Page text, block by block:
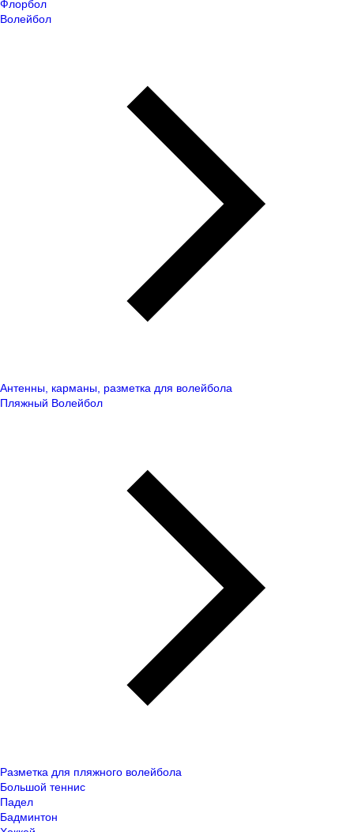
Флорбол
Волейбол
Антенны, карманы, разметка для волейбола
Пляжный Волейбол
Разметка для пляжного волейбола
Большой теннис
Падел
Бадминтон